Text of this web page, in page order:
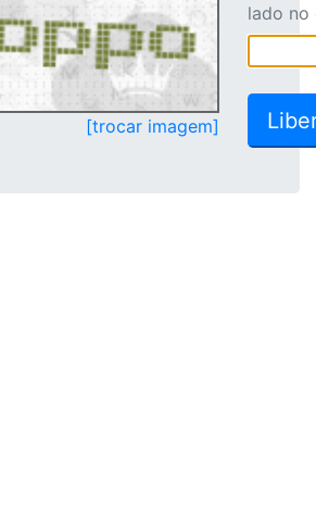
[trocar imagem]
lado no